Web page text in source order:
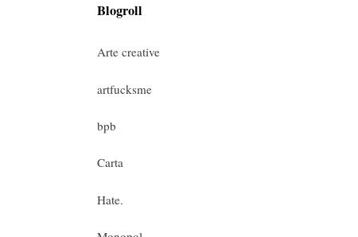
Blogroll
Arte creative
artfucksme
bpb
Carta
Hate.